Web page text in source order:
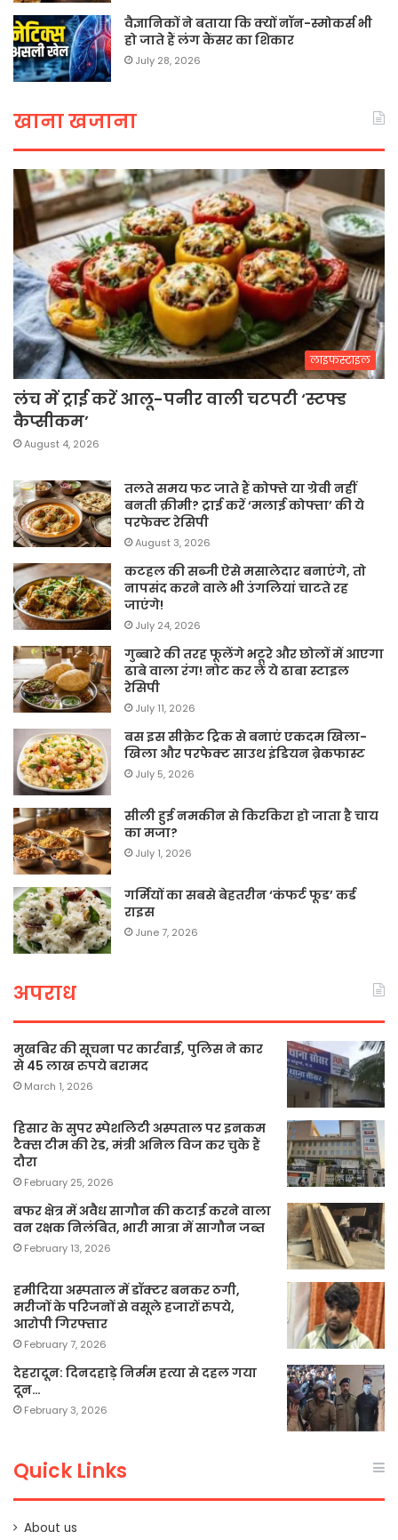
वैज्ञानिकों ने बताया कि क्यों नॉन-स्मोकर्स भी
हो जाते हैं लंग कैंसर का शिकार
July 28, 2026
खाना खजाना
लाइफस्टाइल
लंच में ट्राई करें आलू-पनीर वाली चटपटी ‘स्टफ्ड
कैप्सीकम’
August 4, 2026
तलते समय फट जाते हैं कोफ्ते या ग्रेवी नहीं
बनती क्रीमी? ट्राई करें ‘मलाई कोफ्ता’ की ये
परफेक्ट रेसिपी
August 3, 2026
कटहल की सब्जी ऐसे मसालेदार बनाएंगे, तो
नापसंद करने वाले भी उंगलियां चाटते रह
जाएंगे!
July 24, 2026
गुब्बारे की तरह फूलेंगे भटूरे और छोलों में आएगा
ढाबे वाला रंग! नोट कर लें ये ढाबा स्टाइल
रेसिपी
July 11, 2026
बस इस सीक्रेट ट्रिक से बनाएं एकदम खिला-
खिला और परफेक्ट साउथ इंडियन ब्रेकफास्ट
July 5, 2026
सीली हुई नमकीन से किरकिरा हो जाता है चाय
का मजा?
July 1, 2026
गर्मियों का सबसे बेहतरीन ‘कंफर्ट फूड’ कर्ड
राइस
June 7, 2026
अपराध
मुखबिर की सूचना पर कार्रवाई, पुलिस ने कार
से 45 लाख रुपये बरामद
March 1, 2026
हिसार के सुपर स्पेशलिटी अस्पताल पर इनकम
टैक्स टीम की रेड, मंत्री अनिल विज कर चुके हैं
दौरा
February 25, 2026
बफर क्षेत्र में अवैध सागौन की कटाई करने वाला
वन रक्षक निलंबित, भारी मात्रा में सागौन जब्त
February 13, 2026
हमीदिया अस्पताल में डॉक्टर बनकर ठगी,
मरीजों के परिजनों से वसूले हजारों रुपये,
आरोपी गिरफ्तार
February 7, 2026
देहरादून: दिनदहाड़े निर्मम हत्या से दहल गया
दून…
February 3, 2026
Quick Links
About us